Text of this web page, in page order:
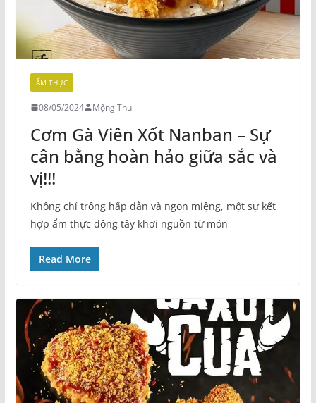
ẨM THỰC
08/05/2024 Mộng Thu
Cơm Gà Viên Xốt Nanban – Sự
cân bằng hoàn hảo giữa sắc và
vị!!!
Không chỉ trông hấp dẫn và ngon miệng, một sự kết
hợp ẩm thực đông tây khơi nguồn từ món
Read More